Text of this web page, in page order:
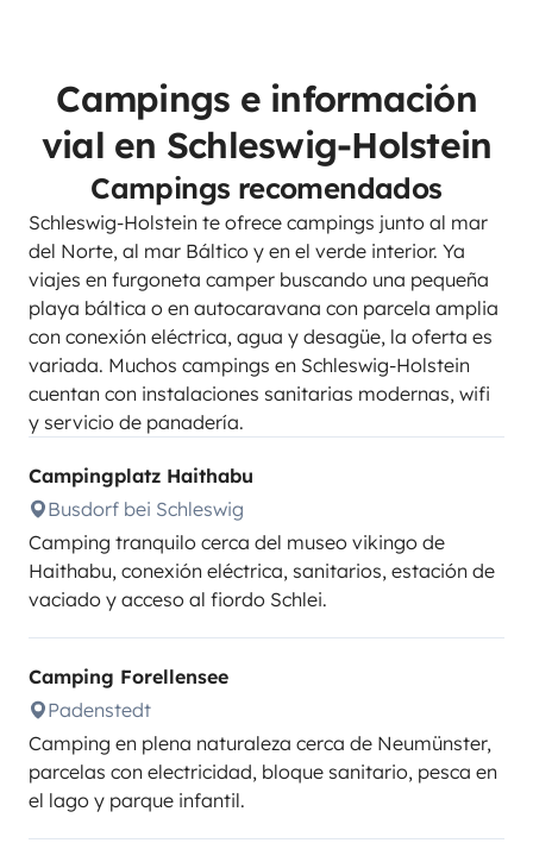
Campings e información
vial en Schleswig-Holstein
Campings recomendados
Schleswig-Holstein te ofrece campings junto al mar
del Norte, al mar Báltico y en el verde interior. Ya
viajes en furgoneta camper buscando una pequeña
playa báltica o en autocaravana con parcela amplia
con conexión eléctrica, agua y desagüe, la oferta es
variada. Muchos campings en Schleswig-Holstein
cuentan con instalaciones sanitarias modernas, wifi
y servicio de panadería.
Campingplatz Haithabu
Busdorf bei Schleswig
Camping tranquilo cerca del museo vikingo de
Haithabu, conexión eléctrica, sanitarios, estación de
vaciado y acceso al fiordo Schlei.
Camping Forellensee
Padenstedt
Camping en plena naturaleza cerca de Neumünster,
parcelas con electricidad, bloque sanitario, pesca en
el lago y parque infantil.